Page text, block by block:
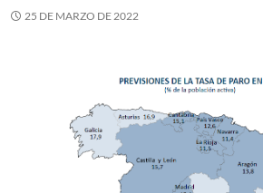
25 DE MARZO DE 2022